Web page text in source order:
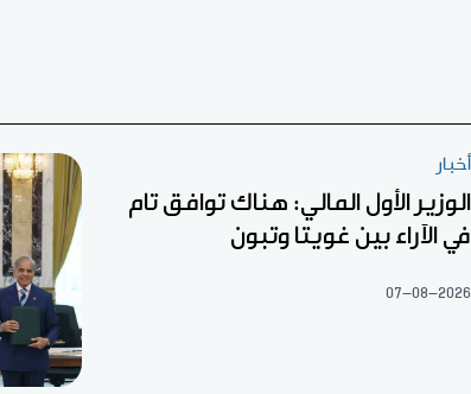
أخبار
الوزير الأول المالي: هناك توافق تام
في الآراء بين غويتا وتبون
07-08-2026